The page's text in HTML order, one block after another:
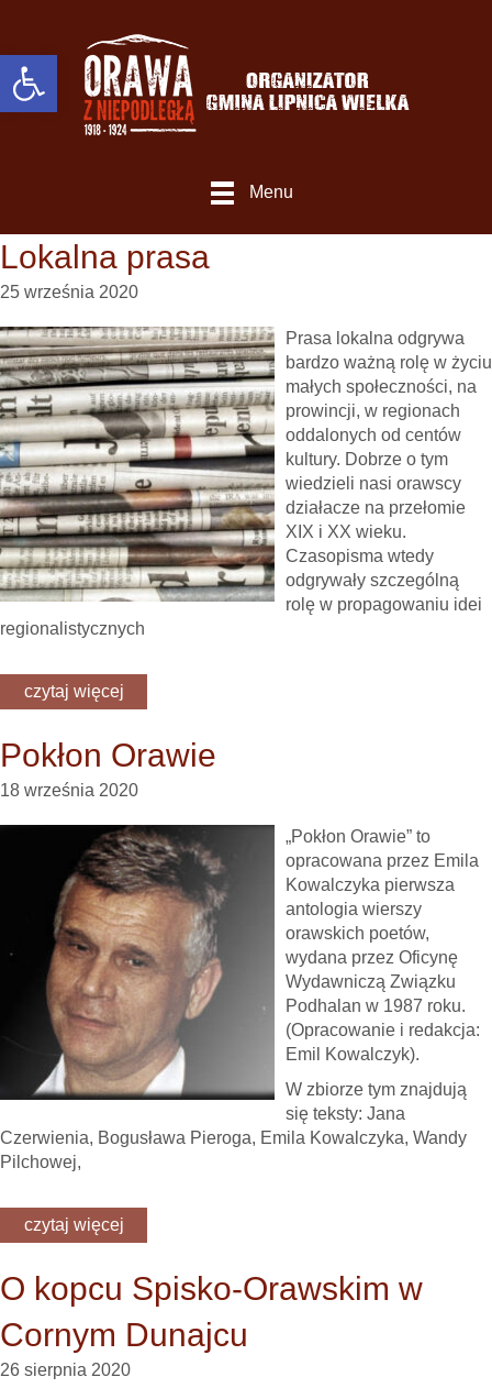
Otwórz Pasek narzędzi
Menu
Lokalna prasa
25 września 2020
Prasa lokalna odgrywa
bardzo ważną rolę w życiu
małych społeczności, na
prowincji, w regionach
oddalonych od centów
kultury. Dobrze o tym
wiedzieli nasi orawscy
działacze na przełomie
XIX i XX wieku.
Czasopisma wtedy
odgrywały szczególną
rolę w propagowaniu idei
regionalistycznych
czytaj więcej
Pokłon Orawie
18 września 2020
„Pokłon Orawie” to
opracowana przez Emila
Kowalczyka pierwsza
antologia wierszy
orawskich poetów,
wydana przez Oficynę
Wydawniczą Związku
Podhalan w 1987 roku.
(Opracowanie i redakcja:
Emil Kowalczyk).
W zbiorze tym znajdują
się teksty: Jana
Czerwienia, Bogusława Pieroga, Emila Kowalczyka, Wandy
Pilchowej,
czytaj więcej
O kopcu Spisko-Orawskim w
Cornym Dunajcu
26 sierpnia 2020